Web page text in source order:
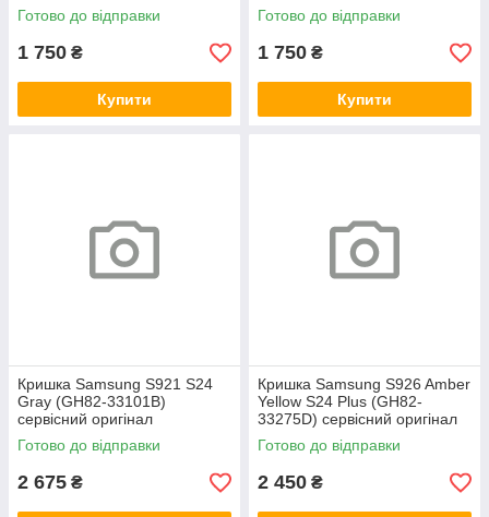
Готово до відправки
1 750 ₴
Купити
Готово до відправки
1 750 ₴
Купити
Кришка Samsung S921 S24
Gray (GH82-33101B)
сервісний оригінал
Готово до відправки
2 675 ₴
Кришка Samsung S926 Amber
Yellow S24 Plus (GH82-
33275D) сервісний оригінал
Готово до відправки
2 450 ₴